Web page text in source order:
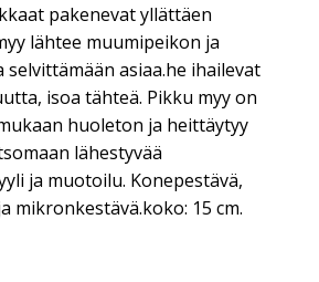
pakenevat yllättäen
lähtee muumipeikon ja
selvittämään asiaa.he ihailevat
isoa tähteä. Pikku myy on
huoleton ja heittäytyy
lähestyvää
ja muotoilu. Konepestävä,
mikronkestävä.koko: 15 cm.